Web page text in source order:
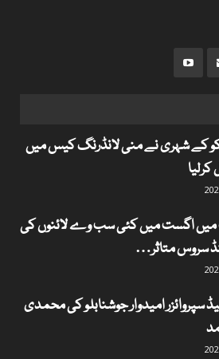
کے شہری نے منی لانڈرنگ کیس میں
میں اگست میں کئی سب وے لائنوں کی
سروس متاثر…
سپروائزر امیدوار جوشنابلو کی محمدی